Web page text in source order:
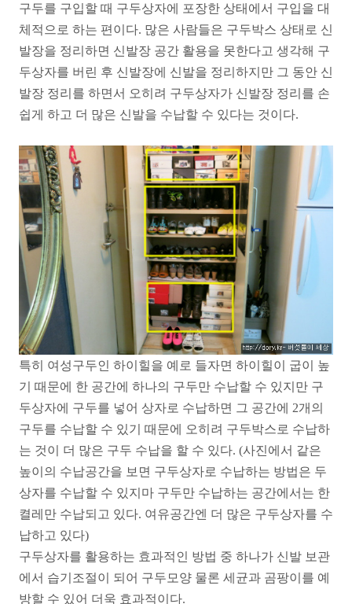
구두를 구입할 때 구두상자에 포장한 상태에서 구입을 대
체적으로 하는 편이다. 많은 사람들은 구두박스 상태로 신
발장을 정리하면 신발장 공간 활용을 못한다고 생각해 구
두상자를 버린 후 신발장에 신발을 정리하지만 그 동안 신
발장 정리를 하면서 오히려 구두상자가 신발장 정리를 손
쉽게 하고 더 많은 신발을 수납할 수 있다는 것이다.
특히 여성구두인 하이힐을 예로 들자면 하이힐이 굽이 높
기 때문에 한 공간에 하나의 구두만 수납할 수 있지만 구
두상자에 구두를 넣어 상자로 수납하면 그 공간에 2개의
구두를 수납할 수 있기 때문에 오히려 구두박스로 수납하
는 것이 더 많은 구두 수납을 할 수 있다. (사진에서 같은
높이의 수납공간을 보면 구두상자로 수납하는 방법은 두
상자를 수납할 수 있지마 구두만 수납하는 공간에서는 한
켤레만 수납되고 있다. 여유공간엔 더 많은 구두상자를 수
납하고 있다)
구두상자를 활용하는 효과적인 방법 중 하나가 신발 보관
에서 습기조절이 되어 구두모양 물론 세균과 곰팡이를 예
방할 수 있어 더욱 효과적이다.